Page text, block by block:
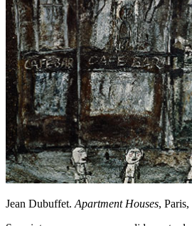
Jean Dubuffet. Apartment Houses,